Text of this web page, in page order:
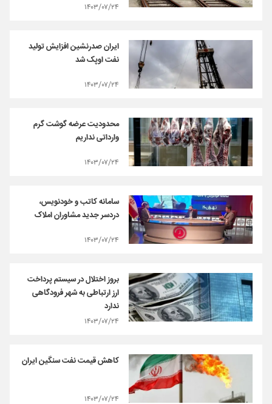
۱۴۰۳/۰۷/۲۴
ایران صدرنشین افزایش تولید
نفت اوپک شد
۱۴۰۳/۰۷/۲۴
محدودیت عرضه گوشت گرم
وارداتی نداریم
۱۴۰۳/۰۷/۲۴
سامانه کاتب و خودنویس،
دردسر جدید مشاوران املاک
۱۴۰۳/۰۷/۲۴
بروز اختلال در سیستم پرداخت
ارز ارتباطی به شهر فرودگاهی
ندارد
۱۴۰۳/۰۷/۲۴
کاهش قیمت نفت سنگین ایران
۱۴۰۳/۰۷/۲۴